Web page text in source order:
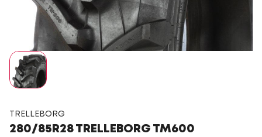
TRELLEBORG
280/85R28 TRELLEBORG TM600